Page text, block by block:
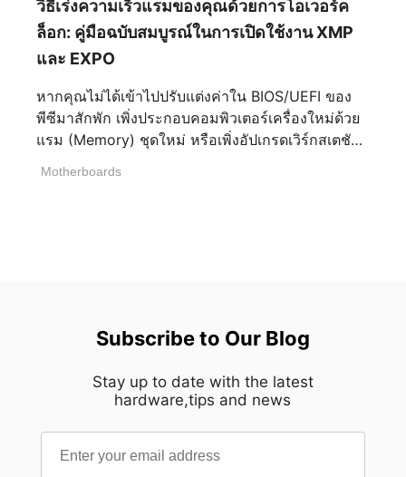
ระบายความร้อน CPU PUMP_SYS: เฮดเดอร์เฉพาะ
สำหรับเชื่อมต่อพัดลมปั๊มชุดน้ำระบายความร้อนหรือ
พัดลมเคส (เดิมเรียกว่า PUMP_FAN) [...]
วิธีเร่งความเร็วแรมของคุณด้วยการโอเวอร์ค
ล็อก: คู่มือฉบับสมบูรณ์ในการเปิดใช้งาน XMP
และ EXPO
หากคุณไม่ได้เข้าไปปรับแต่งค่าใน BIOS/UEFI ของ
พีซีมาสักพัก เพิ่งประกอบคอมพิวเตอร์เครื่องใหม่ด้วย
แรม (Memory) ชุดใหม่ หรือเพิ่งอัปเกรดเวิร์กสเตชัน
อุตสาหกรรมฮาร์ดแวร์คอมพิวเตอร์ ทั้งโปรเซสเซอร์
มาตรฐานเหล่านี้เพื่อรับประกันประสบการณ์การใช้
งานคอมพิวเตอร์ที่มีเสถียรภาพ อย่างไรก็ตาม หาก
ทำงานที่ความเร็วสูงขึ้น มีค่าหน่วง (Latencies) ต่ำ
Motherboards
Subscribe to Our Blog
Stay up to date with the latest
hardware,tips and news